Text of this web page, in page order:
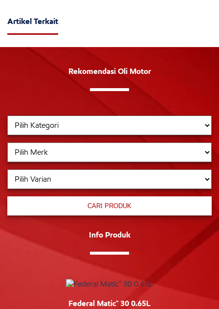
Artikel Terkait
Rekomendasi Oli Motor
CARI PRODUK
Info Produk
Federal Matic™ 30 0.65L